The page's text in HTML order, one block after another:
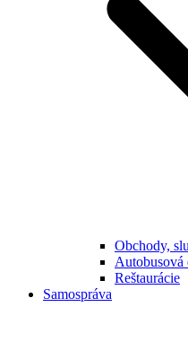
Obchody,
Autobusová
Reštaurácie
Samospráva